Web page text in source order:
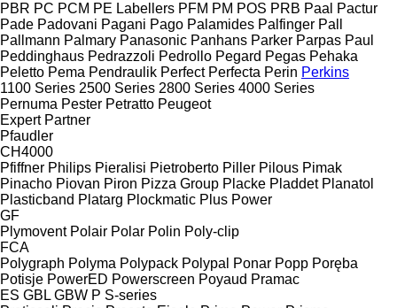
PBR PC PCM PE Labellers PFM PM POS PRB Paal
Pactur
Pade Padovani Pagani Pago Palamides Palfinger Pall
Pallmann Palmary Panasonic Panhans Parker Parpas Paul
Peddinghaus Pedrazzoli Pedrollo Pegard Pegas Pehaka
Peletto Pema Pendraulik Perfect Perfecta Perin Perkins
1100 Series 2500 Series 2800 Series 4000 Series
Pernuma Pester Petratto Peugeot
Expert Partner
Pfaudler
CH4000
Pfiffner Philips Pieralisi Pietroberto Piller Pilous Pimak
Pinacho Piovan Piron Pizza Group Placke Pladdet Planatol
Plasticband Platarg Plockmatic Plus Power
GF
Plymovent Polair Polar Polin Poly-clip
FCA
Polygraph Polyma Polypack Polypal Ponar Popp Poręba
Potisje PowerED Powerscreen Poyaud Pramac
ES GBL GBW P S-series